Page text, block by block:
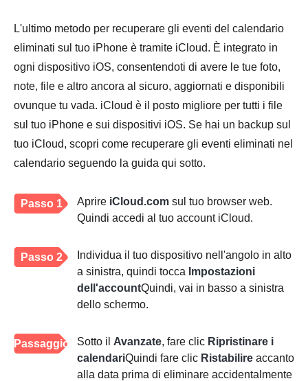
L'ultimo metodo per recuperare gli eventi del calendario
eliminati sul tuo iPhone è tramite iCloud. È integrato in
ogni dispositivo iOS, consentendoti di avere le tue foto,
note, file e altro ancora al sicuro, aggiornati e disponibili
ovunque tu vada. iCloud è il posto migliore per tutti i file
sul tuo iPhone e sui dispositivi iOS. Se hai un backup sul
tuo iCloud, scopri come recuperare gli eventi eliminati nel
calendario seguendo la guida qui sotto.
Passo 1 Aprire iCloud.com sul tuo browser web.
Quindi accedi al tuo account iCloud.
Passo 2
Individua il tuo dispositivo nell'angolo in alto
a sinistra, quindi tocca Impostazioni
dell'accountQuindi, vai in basso a sinistra
dello schermo.
Passaggio
Sotto il Avanzate, fare clic Ripristinare i
calendariQuindi fare clic Ristabilire accanto
alla data prima di eliminare accidentalmente